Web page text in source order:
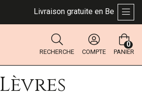
Livraison gratuite en Belgique
RECHERCHE COMPTE PANIER
0
Lèvres